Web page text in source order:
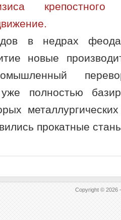
крепостного
в недрах
новые
полностью
прокатные
Copyright © 2026